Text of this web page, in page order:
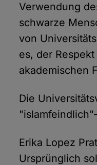
Verwendung
schwarze
von
es, der
akademischen
Die
Erika Lopez
Ursprünglich